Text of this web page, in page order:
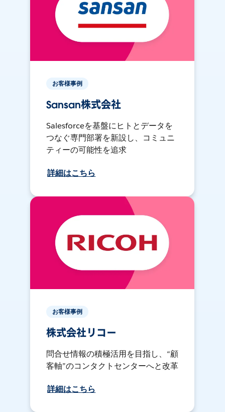
お客様事例
Sansan株式会社
Salesforceを基盤にヒトとデータを
つなぐ専門部署を新設し、コミュニ
ティーの可能性を追求
詳細はこちら
お客様事例
株式会社リコー
問合せ情報の積極活用を目指し、“顧
客軸”のコンタクトセンターへと改革
詳細はこちら